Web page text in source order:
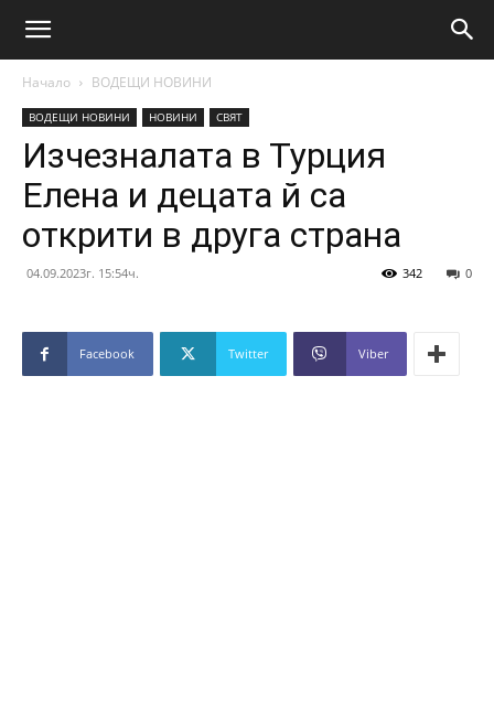
Начало ВОДЕЩИ НОВИНИ
ВОДЕЩИ НОВИНИ НОВИНИ СВЯТ
Изчезналата в Турция
Елена и децата й са
открити в друга страна
04.09.2023г. 15:54ч. 0
342
Facebook Twitter Viber